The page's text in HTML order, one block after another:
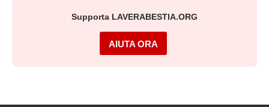
Supporta LAVERABESTIA.ORG
AIUTA ORA